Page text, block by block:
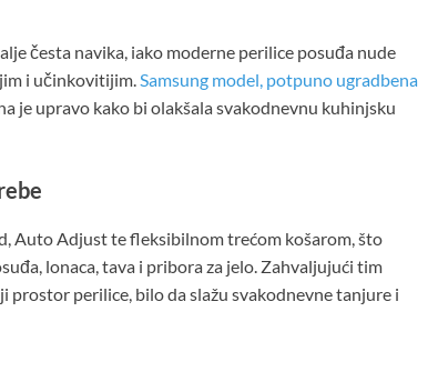
česta navika, iako moderne perilice posuđa nude
i učinkovitijim.Samsung model, potpuno ugradbena
je upravo kako bi olakšala svakodnevnu kuhinjsku
Auto Adjust te fleksibilnom trećom košarom, što
lonaca, tava i pribora za jelo. Zahvaljujući tim
perilice, bilo da slažu svakodnevne tanjure i